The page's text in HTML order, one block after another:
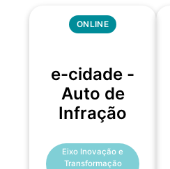
ONLINE
e-cidade -
Auto de
Infração
Eixo Inovação e
Transformação